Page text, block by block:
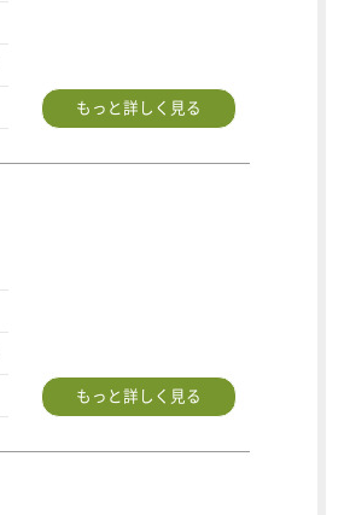
もっと詳しく見る
もっと詳しく見る